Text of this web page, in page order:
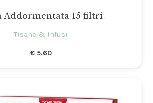
Addormentata 15 filtri
Tisane & Infusi
€5.60